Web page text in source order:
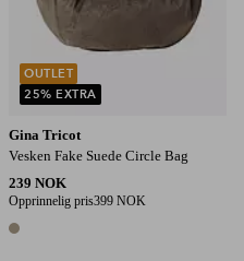
Gina Tricot
Vesken Fake Suede Circle Bag
239 NOK
Opprinnelig pris399 NOK
1 farge
OUTLET
25% EXTRA